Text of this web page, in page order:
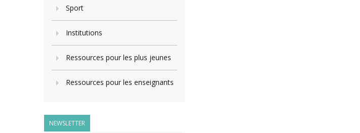
Sport
Institutions
Ressources pour les plus jeunes
Ressources pour les enseignants
NEWSLETTER